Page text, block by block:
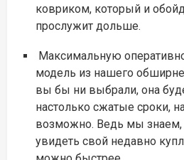
ковриком, который и
прослужит дольше.
Максимальную
модель из нашего
вы бы ни выбрали, она
настолько сжатые сроки,
возможно. Ведь мы знаем,
увидеть свой недавно